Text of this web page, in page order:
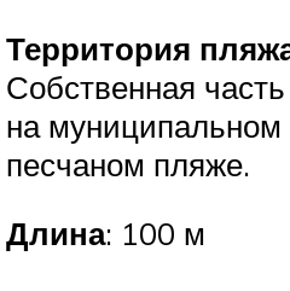
Территория
Собственная часть
на муниципальном
песчаном пляже.
Длина: 100 м